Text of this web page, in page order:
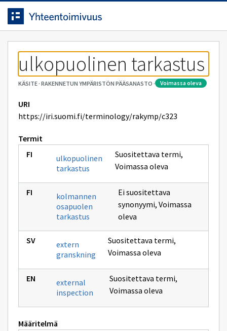
Siirrytty
sivulle
Siirry suoraan sisältöön.
ulkopuolinen tarkastus
KÄSITE· RAKENNETUN YMPÄRISTÖN PÄÄSANASTO · voimassa oleva
URI
https://iri.suomi.fi/terminology/rakymp/c323
Termit
ulkopuolinen
tarkastus
Suositettava termi,
Voimassa oleva
kolmannen
osapuolen
tarkastus
Ei suositettava
synonyymi,Voimassa
oleva
extern
granskning
Suositettava termi,
Voimassa oleva
external
inspection
Suositettava termi,
Voimassa oleva
Määritelmä